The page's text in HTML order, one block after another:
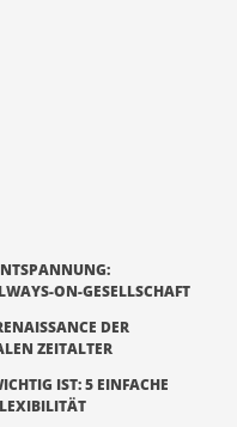
ON-GESELLSCHAFT
DER
ZEITALTER
IST: 5 EINFACHE